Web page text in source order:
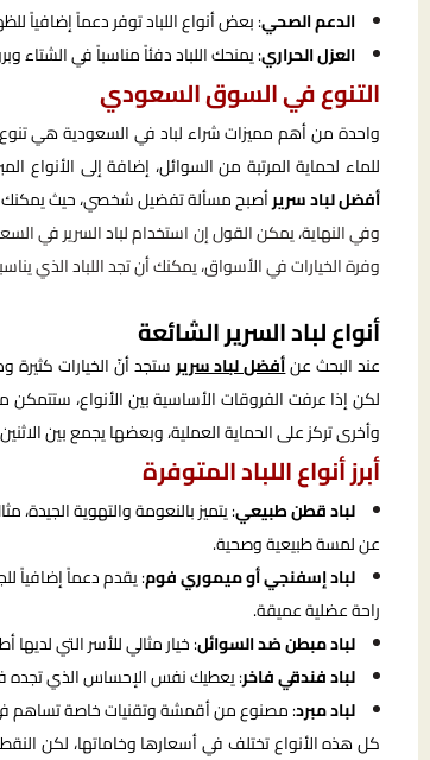
الدعم الصحي: بعض أنواع اللباد توفر دعماً إضافياً
العزل الحراري: يمنحك اللباد دفئاً مناسباً في
التنوع في السوق السعودي
واحدة من أهم مميزات شراء لباد في السعودية هي
للماء لحماية المرتبة من السوائل، إضافة إلى
أفضل لباد سريرأصبح مسألة تفضيل شخصي، حيث يمكنك
وفي النهاية، يمكن القول إن استخدام لباد السرير في
وفرة الخيارات في الأسواق، يمكنك أن تجد اللباد الذي
أنواع لباد السرير الشائعة
عند البحث عنأفضل لباد سريرستجد أنّ الخيارات
لكن إذا عرفت الفروقات الأساسية بين الأنواع، ستتمكن
وأخرى تركز على الحماية العملية، وبعضها يجمع بين
أبرز أنواع اللباد المتوفرة
لباد قطن طبيعي: يتميز بالنعومة والتهوية
عن لمسة طبيعية وصحية.
لباد إسفنجي أو ميموري فوم: يقدم دعماً إضافياً
راحة عضلية عميقة.
لباد مبطن ضد السوائل: خيار مثالي للأسر التي
لباد فندقي فاخر: يعطيك نفس الإحساس الذي تجده في
لباد مبرد: مصنوع من أقمشة وتقنيات خاصة تساهم في
كل هذه الأنواع تختلف في أسعارها وخاماتها، لكن